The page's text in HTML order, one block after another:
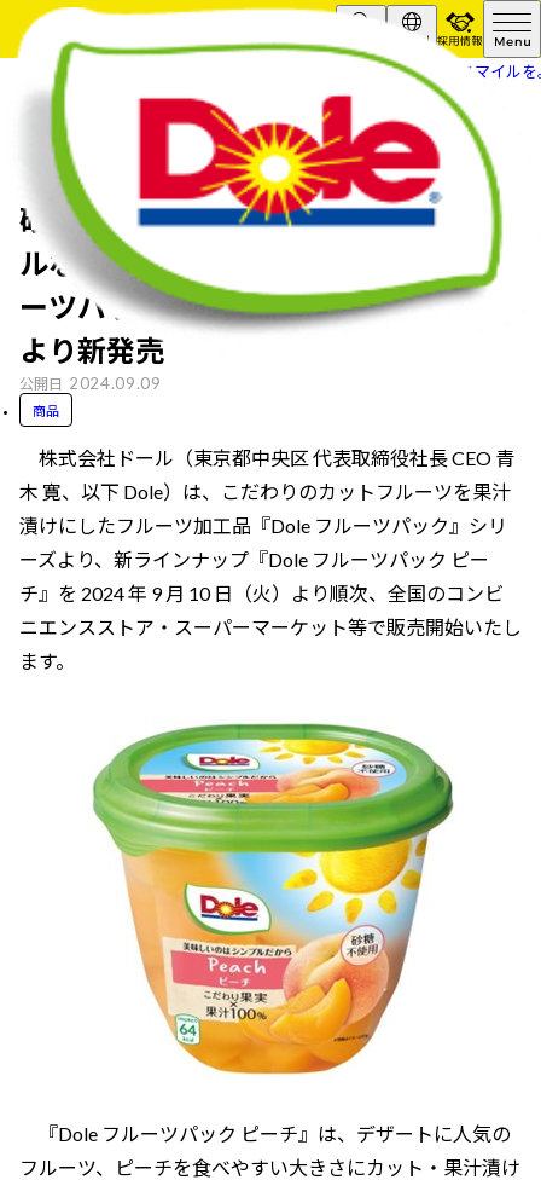
Search Global
採用情報
“フルーツでスマイル
“フルーツでスマイルを。”のDoleが、
砂糖不使用・100％果汁漬けのシンプ
ルな美味しさをお届け 『Dole フル
ーツパック ピーチ』 9 月 10 日（火）
より新発売
公開日 2024.09.09
商品
株式会社ドール（東京都中央区 代表取締役社長 CEO 青
木 寛、以下 Dole）は、こだわりのカットフルーツを果汁
漬けにしたフルーツ加工品『Dole フルーツパック』シリ
ーズより、新ラインナップ『Dole フルーツパック ピー
チ』を 2024 年 9 月 10 日（火）より順次、全国のコンビ
ニエンスストア・スーパーマーケット等で販売開始いたし
ます。
『Dole フルーツパック ピーチ』は、デザートに人気の
フルーツ、ピーチを食べやすい大きさにカット・果汁漬け